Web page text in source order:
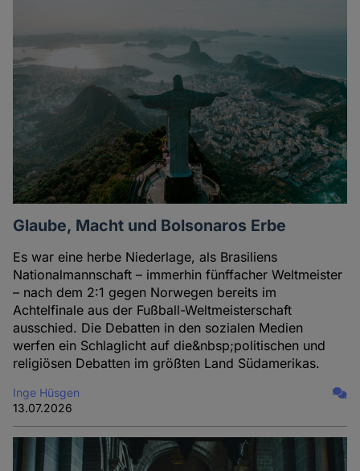
Glaube, Macht und Bolsonaros Erbe
Es war eine herbe Niederlage, als Brasiliens
Nationalmannschaft – immerhin fünffacher Weltmeister
– nach dem 2:1 gegen Norwegen bereits im
Achtelfinale aus der Fußball-Weltmeisterschaft
ausschied. Die Debatten in den sozialen Medien
werfen ein Schlaglicht auf die&nbsp;politischen und
religiösen Debatten im größten Land Südamerikas.
Inge Hüsgen
13.07.2026